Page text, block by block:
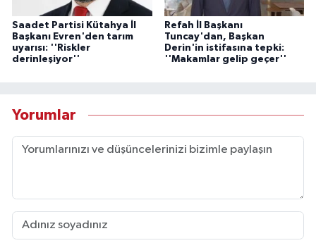
Saadet Partisi Kütahya İl
Başkanı Evren'den tarım
uyarısı: ''Riskler
derinleşiyor''
Refah İl Başkanı
Tuncay'dan, Başkan
Derin'in istifasına tepki:
''Makamlar gelip geçer''
Yorumlar